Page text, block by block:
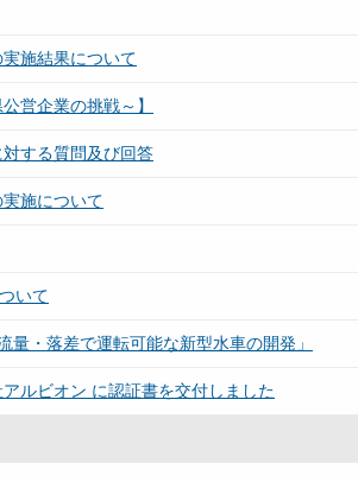
施結果について
営企業の挑戦～】
する質問及び回答
施について
いて
・落差で運転可能な新型水車の開発」
ルビオン に認証書を交付しました